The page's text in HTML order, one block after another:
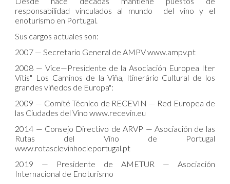
responsabilidad vinculados al mundo del vino y el
enoturismo en Portugal.
Sus cargos actuales son:
2007 — Secretario General de AMPV www.ampv.pt
2008 — Vice—Presidente de la Asociación Europea Iter
Vitis" Los Caminos de la Viña, ltinerário Cultural de los
grandes viñedos de Europa":
2009 — Comité Técnico de RECEVIN — Red Europea de
las Ciudades del Vino www.recevin.eu
2014 — Consejo Directivo de ARVP — Asociación de las
Rutas del Vino de Portugal
www.rotasclevinhocleportugal.pt
2019 — Presidente de AMETUR — Asociación
Internacional de Enoturismo